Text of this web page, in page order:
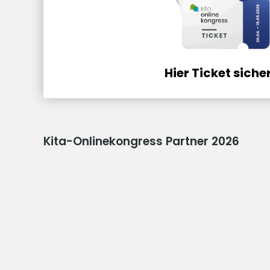
Hier Ticket
Kita-Onlinekongress Partner 2026